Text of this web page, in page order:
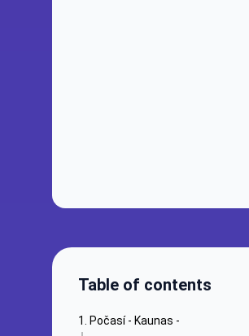
Table of contents
Počasí - Kaunas -